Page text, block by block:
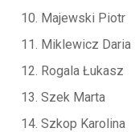
Majewski Piotr
Miklewicz Daria
Rogala Łukasz
Szek Marta
Szkop Karolina